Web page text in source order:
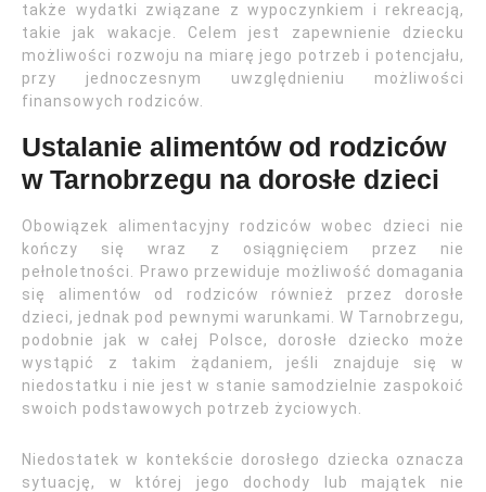
także wydatki związane z wypoczynkiem i rekreacją,
takie jak wakacje. Celem jest zapewnienie dziecku
możliwości rozwoju na miarę jego potrzeb i potencjału,
przy jednoczesnym uwzględnieniu możliwości
finansowych rodziców.
Ustalanie alimentów od rodziców
w Tarnobrzegu na dorosłe dzieci
Obowiązek alimentacyjny rodziców wobec dzieci nie
kończy się wraz z osiągnięciem przez nie
pełnoletności. Prawo przewiduje możliwość domagania
się alimentów od rodziców również przez dorosłe
dzieci, jednak pod pewnymi warunkami. W Tarnobrzegu,
podobnie jak w całej Polsce, dorosłe dziecko może
wystąpić z takim żądaniem, jeśli znajduje się w
niedostatku i nie jest w stanie samodzielnie zaspokoić
swoich podstawowych potrzeb życiowych.
Niedostatek w kontekście dorosłego dziecka oznacza
sytuację, w której jego dochody lub majątek nie